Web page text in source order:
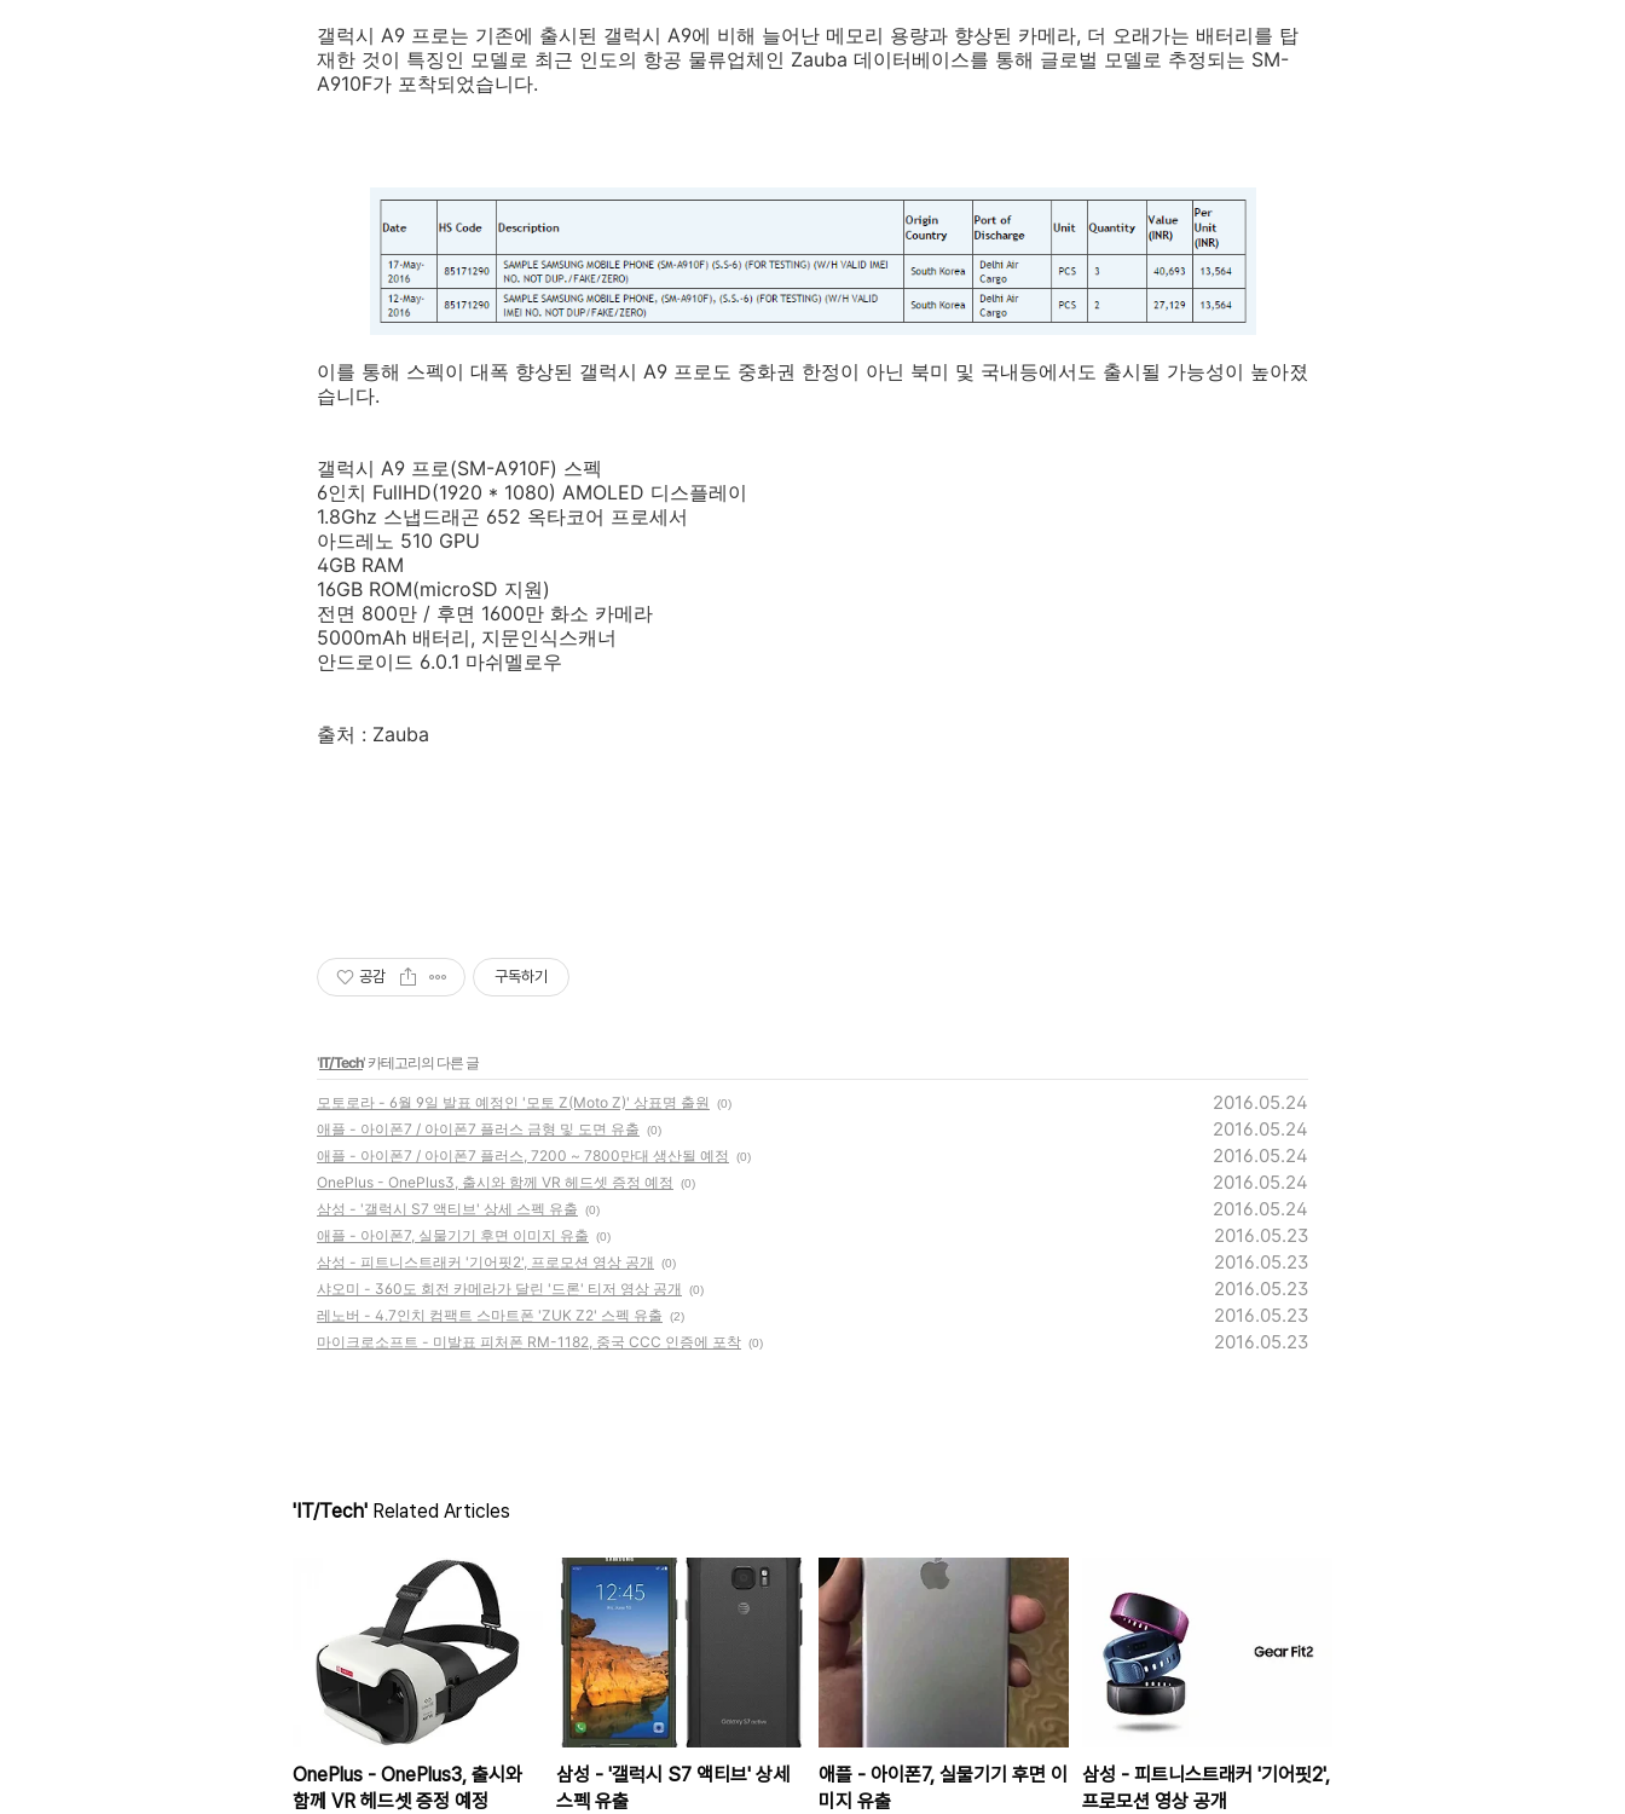
갤럭시 A9 프로는 기존에 출시된 갤럭시 A9에 비해 늘어난 메모리 용량과 향상된 카메라, 더 오래가는 배터리를 탑
재한 것이 특징인 모델로 최근 인도의 항공 물류업체인 Zauba 데이터베이스를 통해 글로벌 모델로 추정되는 SM-
A910F가 포착되었습니다.
이를 통해 스펙이 대폭 향상된 갤럭시 A9 프로도 중화권 한정이 아닌 북미 및 국내등에서도 출시될 가능성이 높아졌
습니다.
갤럭시 A9 프로(SM-A910F) 스펙
6인치 FullHD(1920 * 1080) AMOLED 디스플레이
1.8Ghz 스냅드래곤 652 옥타코어 프로세서
아드레노 510 GPU
4GB RAM
16GB ROM(microSD 지원)
전면 800만 / 후면 1600만 화소 카메라
5000mAh 배터리, 지문인식스캐너
안드로이드 6.0.1 마쉬멜로우
출처 : Zauba
공감 구독하기
'IT/Tech' 카테고리의 다른 글
모토로라 - 6월 9일 발표 예정인 '모토 Z(Moto Z)' 상표명 출원 (0) 2016.05.24
애플 - 아이폰7 / 아이폰7 플러스 금형 및 도면 유출 (0) 2016.05.24
애플 - 아이폰7 / 아이폰7 플러스, 7200 ~ 7800만대 생산될 예정 (0) 2016.05.24
OnePlus - OnePlus3, 출시와 함께 VR 헤드셋 증정 예정 (0) 2016.05.24
삼성 - '갤럭시 S7 액티브' 상세 스펙 유출 (0) 2016.05.24
애플 - 아이폰7, 실물기기 후면 이미지 유출 (0) 2016.05.23
삼성 - 피트니스트래커 '기어핏2', 프로모션 영상 공개 (0) 2016.05.23
샤오미 - 360도 회전 카메라가 달린 '드론' 티저 영상 공개 (0) 2016.05.23
레노버 - 4.7인치 컴팩트 스마트폰 'ZUK Z2' 스펙 유출 (2) 2016.05.23
마이크로소프트 - 미발표 피처폰 RM-1182, 중국 CCC 인증에 포착 (0) 2016.05.23
'IT/Tech' Related Articles
OnePlus - OnePlus3, 출시와
함께 VR 헤드셋 증정 예정
삼성 - '갤럭시 S7 액티브' 상세
스펙 유출
애플 - 아이폰7, 실물기기 후면 이
미지 유출
삼성 - 피트니스트래커 '기어핏2',
프로모션 영상 공개